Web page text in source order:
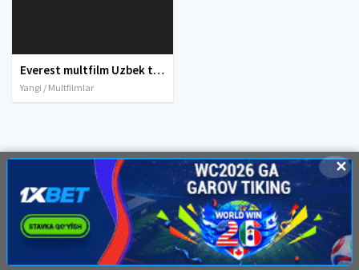
Everest multfilm Uzbek tilida 2019 O'zbek tarjima tas-ix skachat
Yangi / Multfilmlar
✕